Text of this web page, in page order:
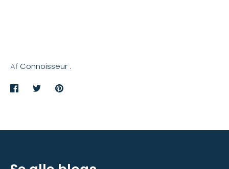
Af Connoisseur .
Del TweetPin